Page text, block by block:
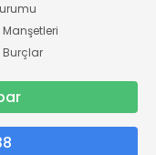
Burçlar